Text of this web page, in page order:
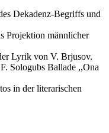
Dekadenz-Begriffs und
Projektion männlicher
Lyrik von V. Brjusov.
Sologubs Ballade ,,Ona
in der literarischen